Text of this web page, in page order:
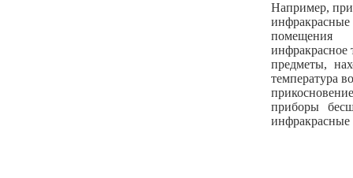
Например, при
помещения
инфракрасное
предметы,
температура
приборы
инфракрасные